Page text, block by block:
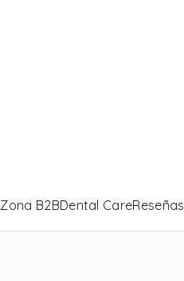
Zona B2BDental CareReseñas